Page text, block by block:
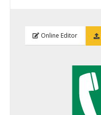
Online Editor